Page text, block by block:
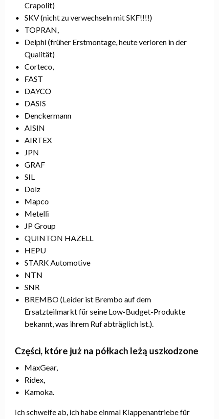
Crapolit)
SKV (nicht zu verwechseln mit SKF!!!!)
TOPRAN,
Delphi (früher Erstmontage, heute verloren in der
Qualität)
Corteco,
FAST
DAYCO
DASIS
Denckermann
AISIN
AIRTEX
JPN
GRAF
SIL
Dolz
Mapco
Metelli
JP Group
QUINTON HAZELL
HEPU
STARK Automotive
NTN
SNR
BREMBO (Leider ist Brembo auf dem
Ersatzteilmarkt für seine Low-Budget-Produkte
bekannt, was ihrem Ruf abträglich ist.).
Części, które już na półkach leżą uszkodzone
MaxGear,
Ridex,
Kamoka.
Ich schweife ab, ich habe einmal Klappenantriebe für